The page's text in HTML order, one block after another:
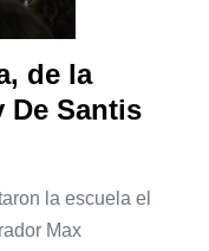
de la
De Santis
la escuela el
Max